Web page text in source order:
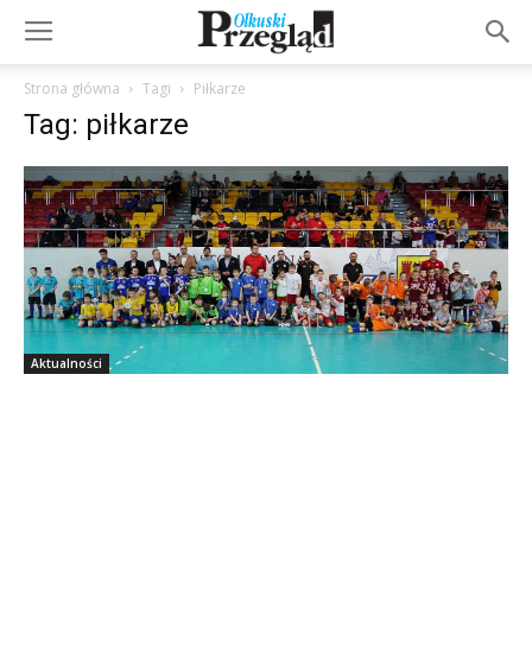
Strona główna Tagi Piłkarze
Tag: piłkarze
Aktualności